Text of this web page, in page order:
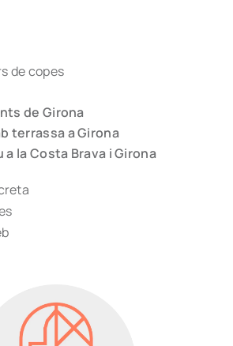
de copes
de Girona
terrassa a Girona
a la Costa Brava i Girona